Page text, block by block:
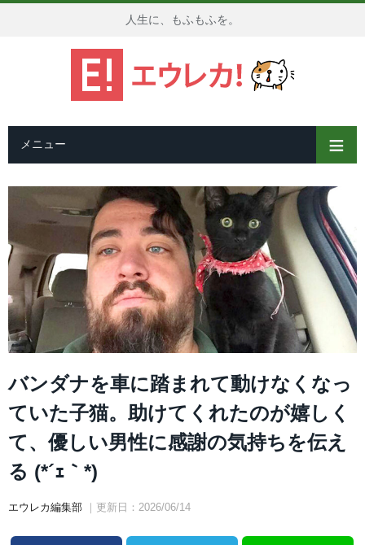
人生に、もふもふを。
メニュー
バンダナを車に踏まれて動けなくなっ
ていた子猫。助けてくれたのが嬉しく
て、優しい男性に感謝の気持ちを伝え
る (*´ｪ｀*)
エウレカ編集部 ｜更新日：2026/06/14